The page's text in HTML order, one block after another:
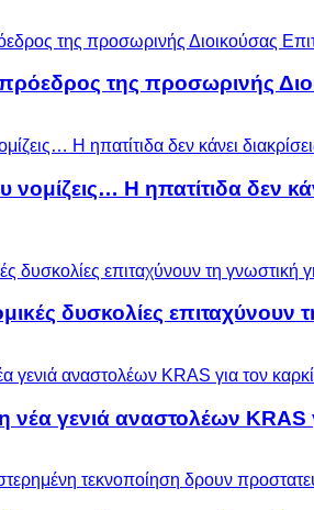
της προσωρινής
νομίζεις… Η ηπατίτιδα δεν
δυσκολίες
γενιά αναστολέων KRAS